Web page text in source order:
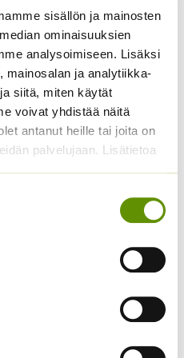
sisällön ja mainosten
ominaisuuksien
analysoimiseen. Lisäksi
mainosalan ja analytiikka-
siitä, miten käytät
voivat yhdistää näitä
antanut heille tai joita on
palvelujaan. Lisätietoa
Toukokuu
olosuhteissa yli 2
keskimäärin 6 tainta.